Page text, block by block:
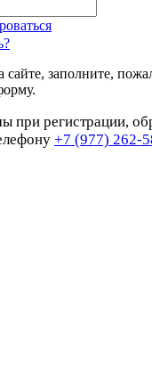
заполните,
при регистрации,
+7 (977) 262-